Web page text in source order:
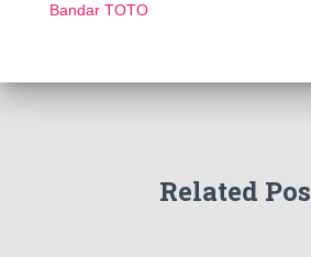
Bandar TOTO
Related